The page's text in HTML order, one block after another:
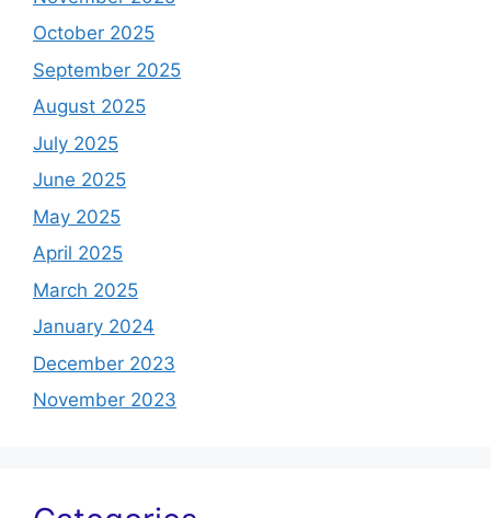
October 2025
September 2025
August 2025
July 2025
June 2025
May 2025
April 2025
March 2025
January 2024
December 2023
November 2023